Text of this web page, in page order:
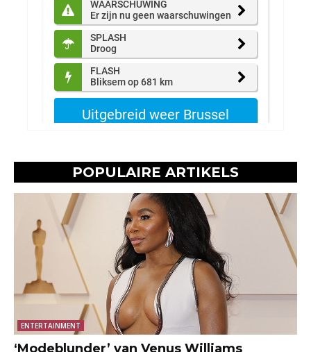
POPULAIRE ARTIKELS
ENTERTAINMENT
‘Modeblunder’ van Venus Williams